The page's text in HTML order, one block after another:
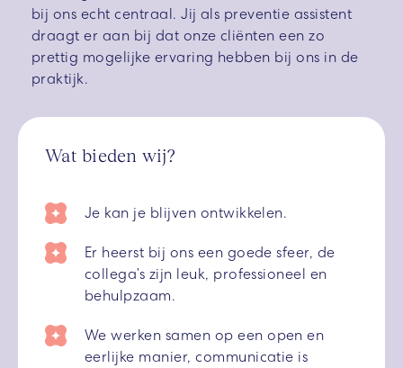
bij ons echt centraal. Jij als preventie assistent
draagt er aan bij dat onze cliënten een zo
prettig mogelijke ervaring hebben bij ons in de
praktijk.
Wat bieden wij?
Je kan je blijven ontwikkelen.
Er heerst bij ons een goede sfeer, de
collega’s zijn leuk, professioneel en
behulpzaam.
We werken samen op een open en
eerlijke manier, communicatie is